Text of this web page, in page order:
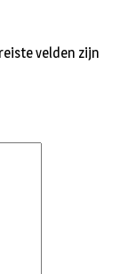
velden zijn